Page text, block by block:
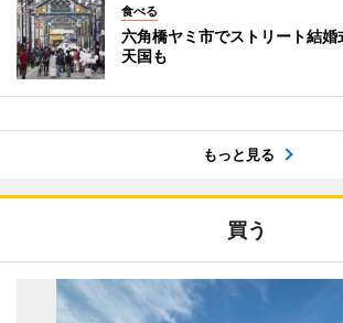
食べる
六角橋ヤミ市でストリート結
天国も
もっと見る
買う